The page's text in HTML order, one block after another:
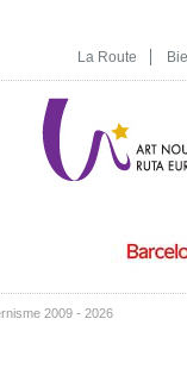
La Route
2009 - 2026